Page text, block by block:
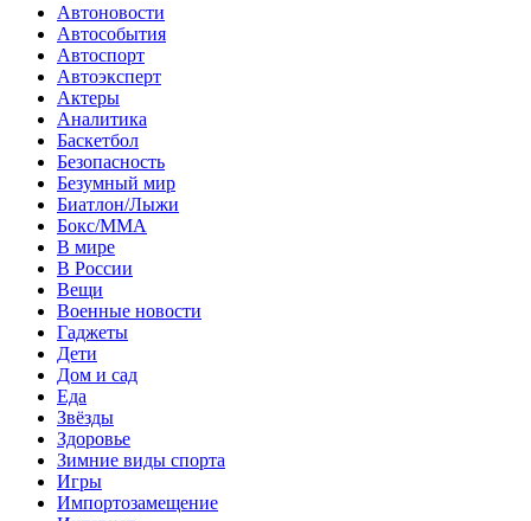
Автоновости
Автособытия
Автоспорт
Автоэксперт
Актеры
Аналитика
Баскетбол
Безопасность
Безумный мир
Биатлон/Лыжи
Бокс/MMA
В мире
В России
Вещи
Военные новости
Гаджеты
Дети
Дом и сад
Еда
Звёзды
Здоровье
Зимние виды спорта
Игры
Импортозамещение